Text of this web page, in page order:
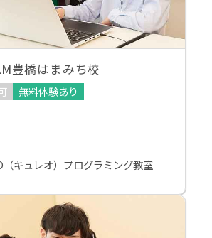
豊橋はまみち校
無料体験あり
（キュレオ）プログラミング教室